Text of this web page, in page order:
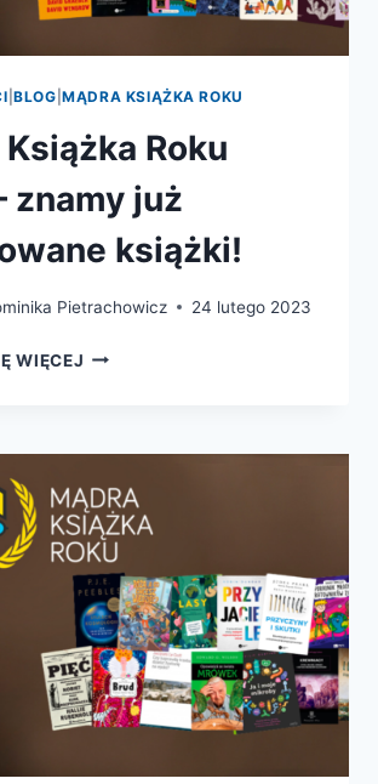
|BLOG |MĄDRA KSIĄŻKA ROKU
Roku
znamy już
książki!
Pietrachowicz 24 lutego 2023
WIĘCEJ MĄDRA
–
JUŻ
NOMINOWANE
KSIĄŻKI!